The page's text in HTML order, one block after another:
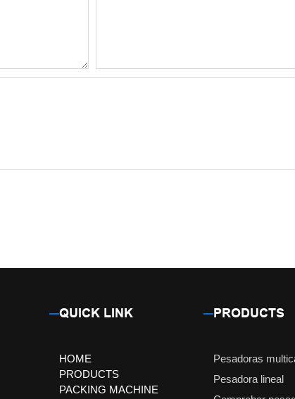
QUICK LINK
HOME
PRODUCTS
PACKING MACHINE
PRODUCTS
Pesadoras
Pesadora lineal